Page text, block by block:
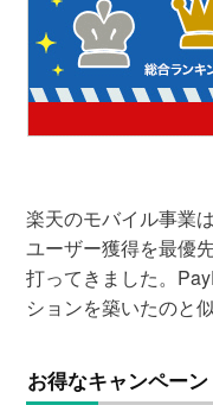
楽天のモバイル事業
ユーザー獲得を最優
打ってきました。
ションを築いたのと
お得なキャンペーン